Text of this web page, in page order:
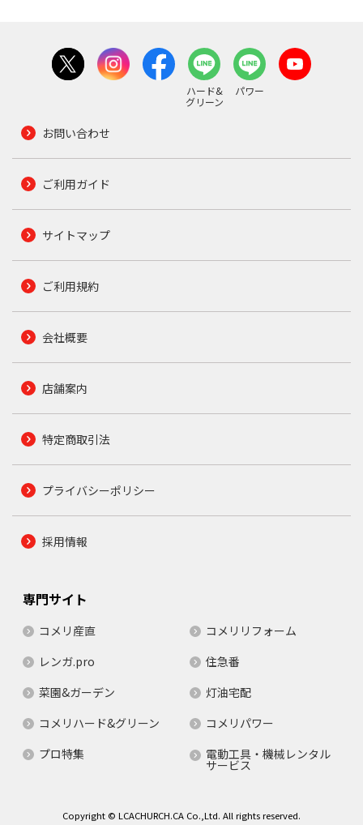
ハード&
グリーン
パワー
お問い合わせ
ご利用ガイド
サイトマップ
ご利用規約
会社概要
店舗案内
特定商取引法
プライバシーポリシー
採用情報
専門サイト
コメリ産直
コメリリフォーム
レンガ.pro
住急番
菜園&ガーデン
灯油宅配
コメリハード&グリーン
コメリパワー
プロ特集
電動工具・機械レンタル
サービス
Copyright © LCACHURCH.CA Co.,Ltd. All rights reserved.